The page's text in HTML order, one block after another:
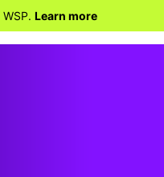
Learn more